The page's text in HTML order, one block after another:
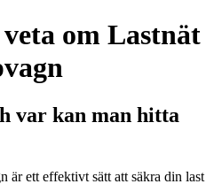
om Lastnät
var kan man hitta
är ett effektivt sätt att säkra din last